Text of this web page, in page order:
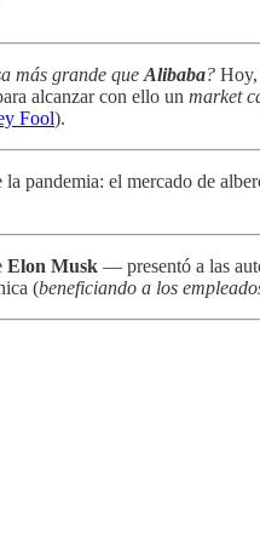
más grande que Alibaba? Hoy,
alcanzar con ello un market
Fool).
pandemia: el mercado de
Elon Musk — presentó a las
(beneficiando a los